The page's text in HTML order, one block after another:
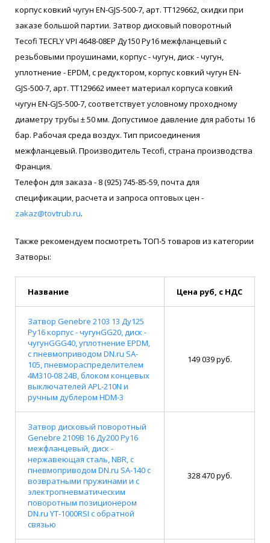
корпус ковкий чугун EN-GJS-500-7, арт. ТТ129662, скидки при
заказе большой партии. Затвор дисковый поворотный
Tecofi TECFLY VPI 4648-08EP Ду150 Ру16 межфланцевый с
резьбовыми проушинами, корпус - чугун, диск - чугун,
уплотнение - EPDM, с редуктором, корпус ковкий чугун EN-
GJS-500-7, арт. ТТ129662 имеет материал корпуса ковкий
чугун EN-GJS-500-7, соответствует условному проходному
диаметру трубы ± 50 мм. Допустимое давление для работы 16
бар. Рабочая среда воздух. Тип присоединения
межфланцевый. Производитель Tecofi, страна производства
Франция.
Телефон для заказа - 8 (925) 745-85-59, почта для
спецификации, расчета и запроса оптовых цен -
zakaz@tovtrub.ru.
Также рекомендуем посмотреть ТОП-5 товаров из категории
Затворы:
Название Цена руб, с НДС
Затвор Genebre 2103 13 Ду125
Ру16 корпус - чугунGG20, диск -
чугунGGG40, уплотнение EPDM,
с пневмоприводом DN.ru SA-
105, пневмораспределителем
4M310-08 24В, блоком концевых
выключателей APL-210N и
ручным дублером HDM-3
149 039 руб.
Затвор дисковый поворотный
Genebre 2109В 16 Ду200 Ру16
межфланцевый, диск -
нержавеющая сталь, NBR, с
пневмоприводом DN.ru SA-140 с
возвратными пружинами и с
электропневматическим
поворотным позиционером
DN.ru YT-1000RSI с обратной
связью
328 470 руб.